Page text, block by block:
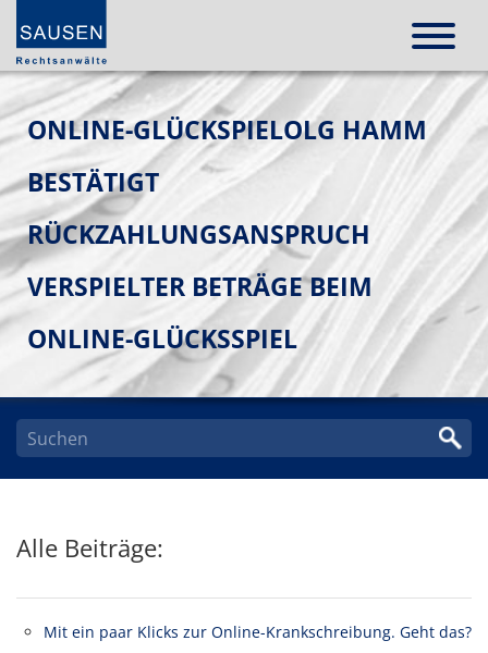
ONLINE-GLÜCKSPIELOLG HAMM
BESTÄTIGT
RÜCKZAHLUNGSANSPRUCH
VERSPIELTER BETRÄGE BEIM
ONLINE-GLÜCKSSPIEL
Alle Beiträge:
Mit ein paar Klicks zur Online-Krankschreibung. Geht das?